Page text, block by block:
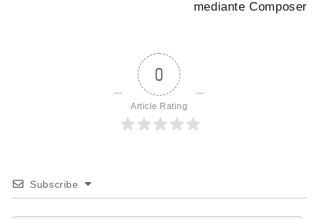
mediante Composer
0
Article Rating
Subscribe